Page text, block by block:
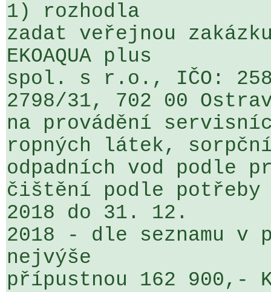
1) rozhodla
zadat veřejnou
EKOAQUA plus
spol. s r.o., IČO: 258
2798/31, 702 00
na provádění
ropných látek,
odpadních vod podle
čištění podle potřeby
2018 do 31. 12.
2018 - dle seznamu
nejvýše
přípustnou 162 900,-